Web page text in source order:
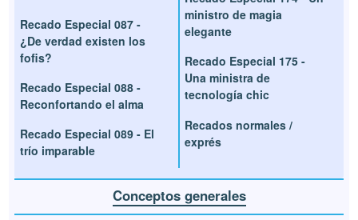
Recado Especial 087 -
¿De verdad existen los
fofis?
Recado Especial 088 -
Reconfortando el alma
Recado Especial 089 - El
trío imparable
ministro de magia
elegante
Recado Especial 175 -
Una ministra de
tecnología chic
Recados normales /
exprés
Conceptos generales